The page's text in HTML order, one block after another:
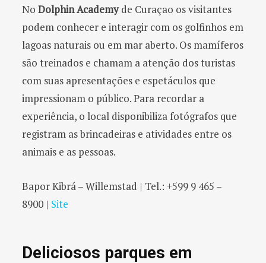
No Dolphin Academyde Curaçao os visitantes
podem conhecer e interagir com os golfinhos em
lagoas naturais ou em mar aberto. Os mamíferos
são treinados e chamam a atenção dos turistas
com suas apresentações e espetáculos que
impressionam o público. Para recordar a
experiência, o local disponibiliza fotógrafos que
registram as brincadeiras e atividades entre os
animais e as pessoas.
Bapor Kibrá – Willemstad | Tel.: +599 9 465 –
8900 | Site
Deliciosos parques em